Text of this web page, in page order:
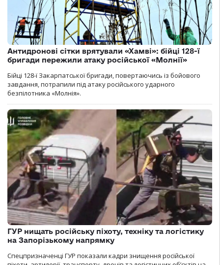
Антидронові сітки врятували «Хамві»: бійці 128-ї
бригади пережили атаку російської «Молнії»
Бійці 128-ї Закарпатської бригади, повертаючись із бойового
завдання, потрапили під атаку російського ударного
безпілотника «Молнія».
ГУР нищать російську піхоту, техніку та логістику
на Запорізькому напрямку
Спецпризначенці ГУР показали кадри знищення російської